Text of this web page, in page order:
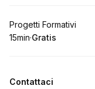
Prenota
Progetti Formativi
.Durata:
15min·
.Prezzo
Gratis
Contattaci